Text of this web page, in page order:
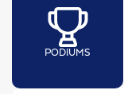
PODIUMS